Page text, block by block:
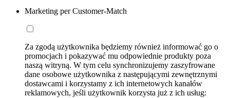
Marketing per Customer-Match
Za zgodą użytkownika będziemy również informować go o
promocjach i pokazywać mu odpowiednie produkty poza
naszą witryną. W tym celu synchronizujemy zaszyfrowane
dane osobowe użytkownika z następującymi zewnętrznymi
dostawcami i korzystamy z ich internetowych kanałów
reklamowych, jeśli użytkownik korzysta już z ich usług: